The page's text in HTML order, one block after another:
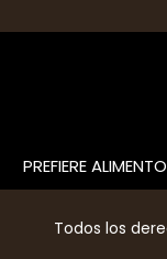
PREFIERE
Todos los